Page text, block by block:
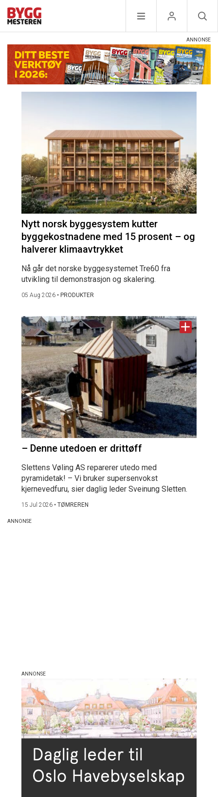
Nytt norsk byggesystem kutter
byggekostnadene med 15 prosent – og
halverer klimaavtrykket
Nå går det norske byggesystemet Tre60 fra
utvikling til demonstrasjon og skalering.
05 Aug 2026 • PRODUKTER
– Denne utedoen er drittøff
Slettens Vøling AS reparerer utedo med
pyramidetak! – Vi bruker supersenvokst
kjernevedfuru, sier daglig leder Sveinung Sletten.
15 Jul 2026 • TØMREREN